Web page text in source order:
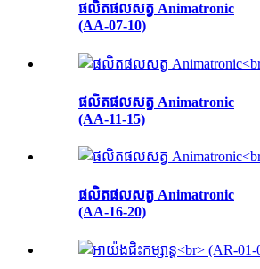
ផលិតផលសត្វ Animatronic
(AA-07-10)
ផលិតផលសត្វ Animatronic
(AA-11-15)
ផលិតផលសត្វ Animatronic
(AA-16-20)